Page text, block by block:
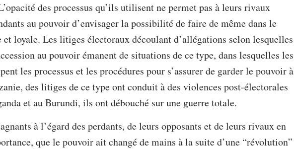
des processus qu’ils utilisent ne permet pas à leurs rivaux
au pouvoir d’envisager la possibilité de faire de même dans le
et loyale. Les litiges électoraux découlant d’allégations selon lesquelles
au pouvoir émanent de situations de ce type, dans lesquelles les
les processus et les procédures pour s’assurer de garder le pouvoir à
des litiges de ce type ont conduit à des violences post-électorales
et au Burundi, ils ont débouché sur une guerre totale.
à l’égard des perdants, de leurs opposants et de leurs rivaux en
que le pouvoir ait changé de mains à la suite d’une “révolution”